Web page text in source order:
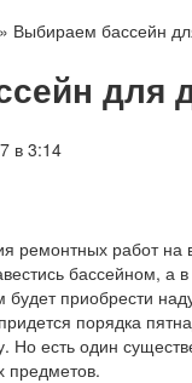
» Выбираем бассейн
для
в 3:14
ремонтных работ
бассейном, а
приобрести
порядка
Но есть один
предметов.